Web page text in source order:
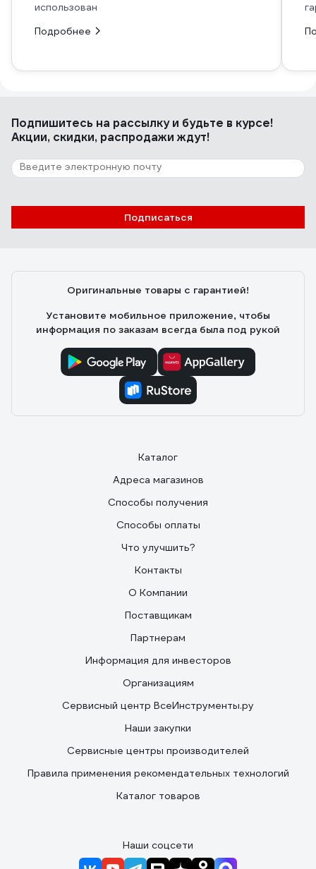
использован
Подробнее
Подпишитесь на рассылкуи будьте в курсе!
Акции, скидки, распродажи ждут!
Подписаться
Оригинальные товары с гарантией!
Установите мобильное приложение, чтобы
информация по заказам всегда была под рукой
Каталог
Адреса магазинов
Способы получения
Способы оплаты
Что улучшить?
Контакты
О Компании
Поставщикам
Партнерам
Информация для инвесторов
Организациям
Сервисный центр ВсеИнструменты.ру
Наши закупки
Сервисные центры производителей
Правила применения рекомендательных технологий
Каталог товаров
Наши соцсети